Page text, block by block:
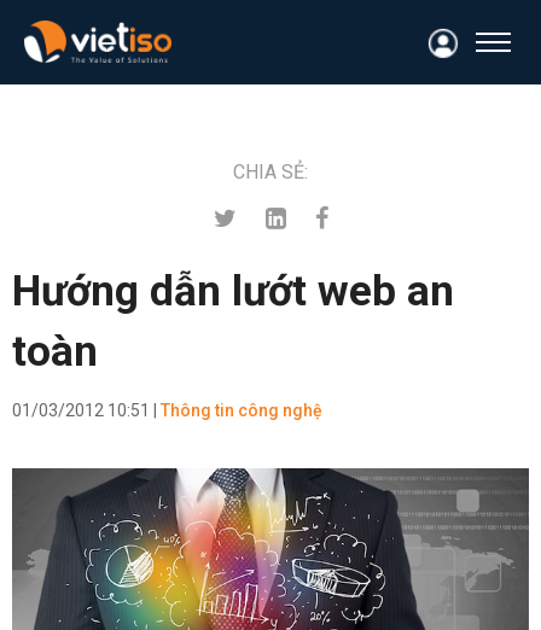
CHIA SẺ:
Hướng dẫn lướt web an
toàn
01/03/2012 10:51 | Thông tin công nghệ